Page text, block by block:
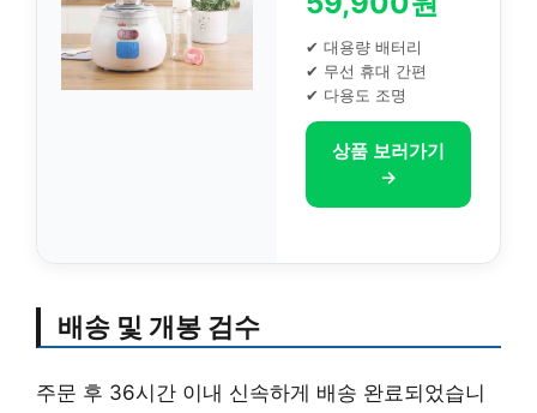
✔ 대용량 배터리
✔ 무선 휴대 간편
✔ 다용도 조명
상품 보러가기
→
배송 및 개봉 검수
주문 후 36시간 이내 신속하게 배송 완료되었습니